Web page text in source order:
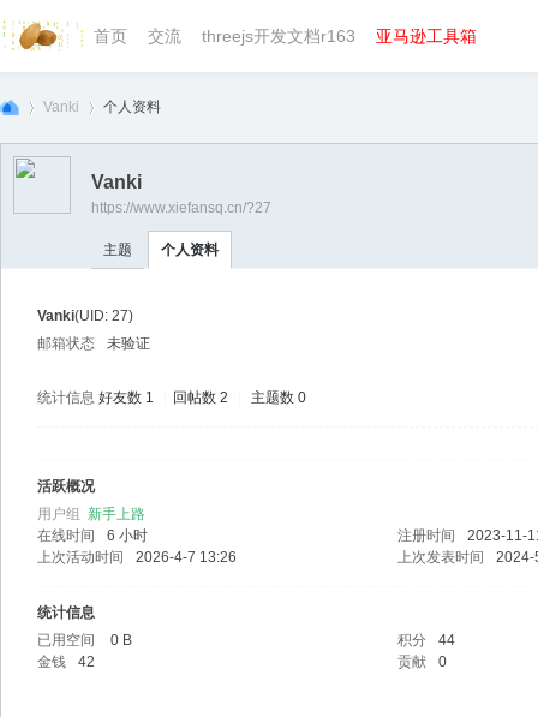
首页 交流 threejs开发文档r163 亚马逊工具箱
we›
Vanki 个人资料
Vanki
https://www.xiefansq.cn/?27
主题 个人资料
Vanki(UID: 27)
邮箱状态
未验证
统计信息 好友数 1 回帖数 2 主题数 0
活跃概况
用户组 新手上路
在线时间
6 小时 注册时间
2023-11-
上次活动时间
2026-4-7 13:26 上次发表时间 2024-
统计信息
已用空间
0 B 积分
44
金钱
42 贡献 0